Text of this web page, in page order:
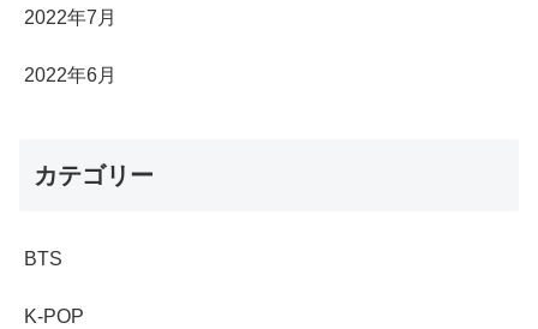
2022年7月
2022年6月
カテゴリー
BTS
K-POP